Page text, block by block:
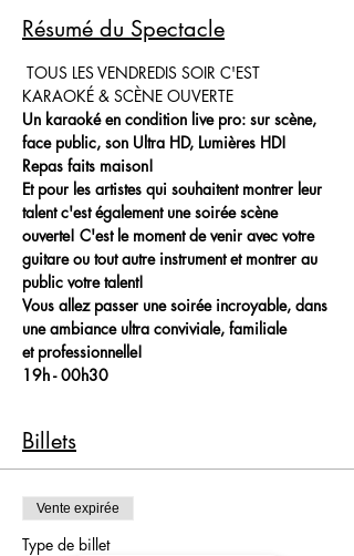
Résumé du Spectacle
TOUS LES VENDREDIS SOIR C'EST
KARAOKÉ & SCÈNE OUVERTE
Un karaoké en condition live pro: sur scène,
face public, son Ultra HD, Lumières HD!
Repas faits maison!
Et pour les artistes qui souhaitent montrer leur
talent c'est également une soirée scène
ouverte! C'est le moment de venir avec votre
guitare ou tout autre instrument et montrer au
public votre talent!
Vous allez passer une soirée incroyable, dans
une ambiance ultra conviviale, familiale
et professionnelle!
19h - 00h30
Billets
Vente expirée
Type de billet